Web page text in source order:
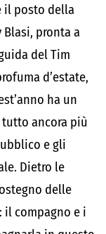
il posto della
pronta a
del Tim
d’estate,
ha un
tutto ancora più
e gli
Dietro le
delle
compagno e i